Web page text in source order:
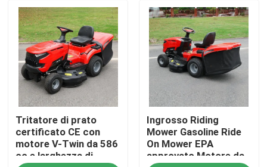
Casa.
Prodotti
Video
Tritatore di prato
certificato CE con
motore V-Twin da 586
cc e larghezza di
Ingrosso Riding
Mower Gasoline Ride
On Mower EPA
approvato Motore da